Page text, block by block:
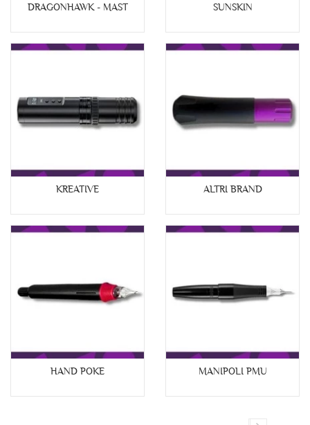
DRAGONHAWK - MAST SUNSKIN
KREATIVE ALTRI BRAND
HAND POKE MANIPOLI PMU